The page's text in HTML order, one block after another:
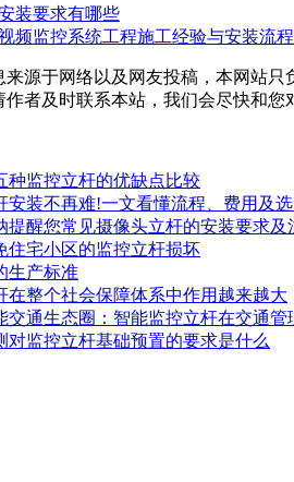
装要求有哪些
频监控系统工程施工经验与安装流程
来源于网络以及网友投稿，本网站
者及时联系本站，我们会尽快和
种监控立杆的优缺点比较
安装不再难!一文看懂流程、费用及
提醒您常见摄像头立杆的安装要求及
住宅小区的监控立杆损坏
生产标准
在整个社会保障体系中作用越来越大
交通生态圈：智能监控立杆在交通管
对监控立杆基础预置的要求是什么